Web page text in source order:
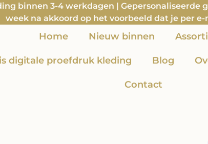
binnen 3-4 werkdagen | Gepersonaliseerde
week na akkoord op het voorbeeld dat je per
Home Nieuw binnen
digitale proefdruk kleding Blog
Contact